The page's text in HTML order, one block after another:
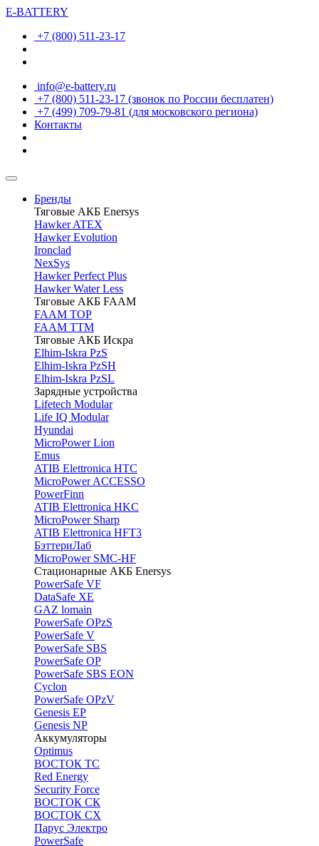
E-BATTERY
+7 (800) 511-23-17
info@e-battery.ru
+7 (800) 511-23-17 (звонок по России бесплатен)
+7 (499) 709-79-81 (для московского региона)
Контакты
Бренды
Тяговые АКБ Enersys
Hawker ATEX
Hawker Evolution
Ironclad
NexSys
Hawker Perfect Plus
Hawker Water Less
Тяговые АКБ FAAM
FAAM TOP
FAAM TTM
Тяговые АКБ Искра
Elhim-Iskra PzS
Elhim-Iskra PzSH
Elhim-Iskra PzSL
Зарядные устройства
Lifetech Modular
Life IQ Modular
Hyundai
MicroPower Lion
Emus
ATIB Elettronica HTC
MicroPower ACCESSO
PowerFinn
ATIB Elettronica HKC
MicroPower Sharp
ATIB Elettronica HFT3
БэттериЛаб
MicroPower SMC-HF
Стационарные АКБ Enersys
PowerSafe VF
DataSafe XE
GAZ lomain
PowerSafe OPzS
PowerSafe V
PоwerSafe SBS
PowerSafe OP
PоwerSafe SBS EON
Cyclon
PowerSafe OPzV
Genesis EP
Genesis NP
Аккумуляторы
Optimus
ВОСТОК ТС
Red Energy
Security Force
ВОСТОК СК
ВОСТОК СХ
Парус Электро
PowerSafe